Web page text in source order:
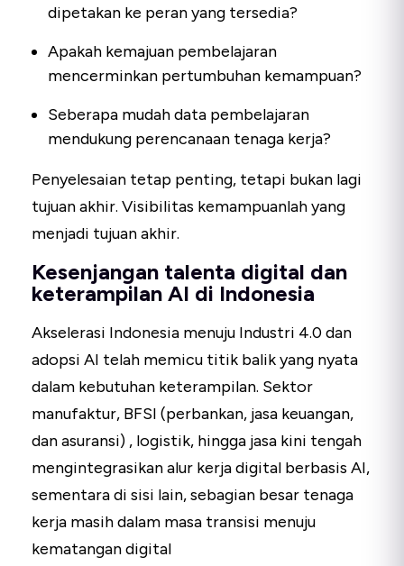
dipetakan ke peran yang tersedia?
Apakah kemajuan pembelajaran
mencerminkan pertumbuhan kemampuan?
Seberapa mudah data pembelajaran
mendukung perencanaan tenaga kerja?
Penyelesaian tetap penting, tetapi bukan lagi
tujuan akhir. Visibilitas kemampuanlah yang
menjadi tujuan akhir.
Kesenjangan talenta digital dan
keterampilan AI di Indonesia
Akselerasi Indonesia menuju Industri 4.0 dan
adopsi AI telah memicu titik balik yang nyata
dalam kebutuhan keterampilan. Sektor
manufaktur, BFSI (perbankan, jasa keuangan,
dan asuransi) , logistik, hingga jasa kini tengah
mengintegrasikan alur kerja digital berbasis AI,
sementara di sisi lain, sebagian besar tenaga
kerja masih dalam masa transisi menuju
kematangan digital